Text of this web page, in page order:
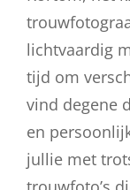
lichtvaardig
tijd om
vind degene
en
jullie met